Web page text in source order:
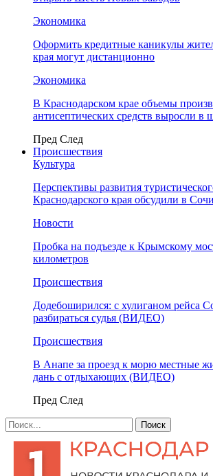
Экономика
Оформить кредитные каникулы
края могут дистанционно
Экономика
В Краснодарском крае объемы
антисептических средств выросли в
Пред След
Происшествия
Культура
Перспективы развития
Краснодарского края обсудили в Сочи
Новости
Пробка на подъезде к Крымскому
километров
Происшествия
Додебоширился: с хулиганом рейса
разбираться судья (ВИДЕО)
Происшествия
В Анапе за проезд к морю местные
дань с отдыхающих (ВИДЕО)
Пред След